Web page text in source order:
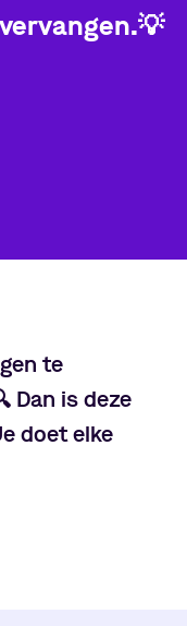
💡
te
Dan is deze
doet elke